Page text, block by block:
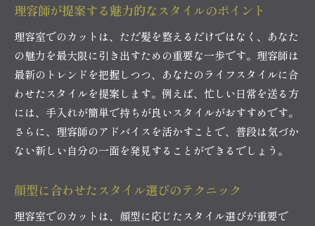
理容師が提案する魅力的なスタイルのポイント
理容室でのカットは、ただ髪を整えるだけではなく、あなた
の魅力を最大限に引き出すための重要な一歩です。理容師は
最新のトレンドを把握しつつ、あなたのライフスタイルに合
わせたスタイルを提案します。例えば、忙しい日常を送る方
には、手入れが簡単で持ちが良いスタイルがおすすめです。
さらに、理容師のアドバイスを活かすことで、普段は気づか
ない新しい自分の一面を発見することができるでしょう。
顔型に合わせたスタイル選びのテクニック
理容室でのカットは、顔型に応じたスタイル選びが重要で